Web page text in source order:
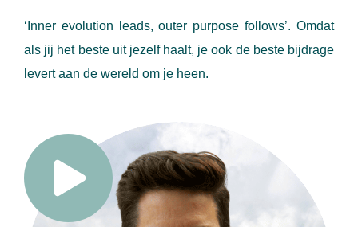
‘Inner evolution leads, outer purpose follows’. Omdat
als jij het beste uit jezelf haalt, je ook de beste bijdrage
levert aan de wereld om je heen.